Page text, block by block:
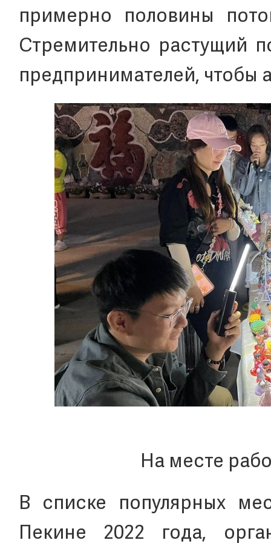
примерно половины
Стремительно растущий
предпринимателей, чтобы
На месте
В списке популярных
Пекине 2022 года,